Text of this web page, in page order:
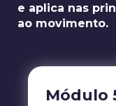
e aplica nas
ao movimento.
Módulo